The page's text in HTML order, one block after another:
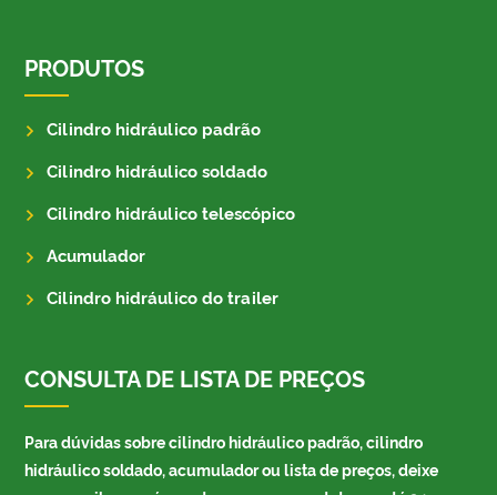
PRODUTOS
Cilindro hidráulico padrão
Cilindro hidráulico soldado
Cilindro hidráulico telescópico
Acumulador
Cilindro hidráulico do trailer
CONSULTA DE LISTA DE PREÇOS
Para dúvidas sobre cilindro hidráulico padrão, cilindro
hidráulico soldado, acumulador ou lista de preços, deixe